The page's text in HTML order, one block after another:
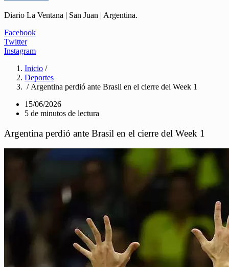
Diario La Ventana | San Juan | Argentina.
Facebook
Twitter
Instagram
Inicio /
Deportes
/ Argentina perdió ante Brasil en el cierre del Week 1
15/06/2026
5 de minutos de lectura
Argentina perdió ante Brasil en el cierre del Week 1